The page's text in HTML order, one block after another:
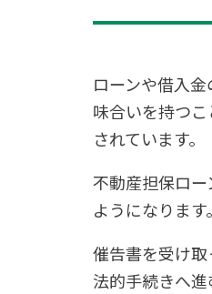
ローンや借入
味合いを持つ
されています。
不動産担保ロ
ようになります。
催告書を受け
法的手続きへ